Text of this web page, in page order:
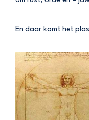
En daar komt het